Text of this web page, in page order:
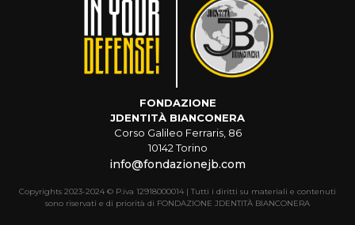
FONDAZIONE
JDENTITÀ BIANCONERA
Corso Galileo Ferraris, 86
10142 Torino
info@fondazionejb.com
Copyrights 2023-2024 © P.iva 12918000014 | Tutti i diritti su materiali e contenuti
sono riservati e di priorità di FONDAZIONE JDENTITÀ BIANCONERA